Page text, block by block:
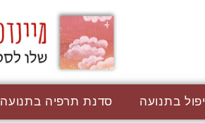
בתנועה סדנת תרפיה בתנועה